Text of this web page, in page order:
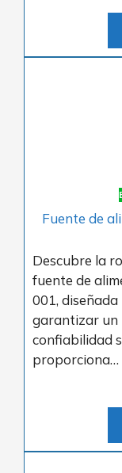
Fuente de
Descubre la
fuente de
001,
garantizar un
confiabilidad
proporciona…